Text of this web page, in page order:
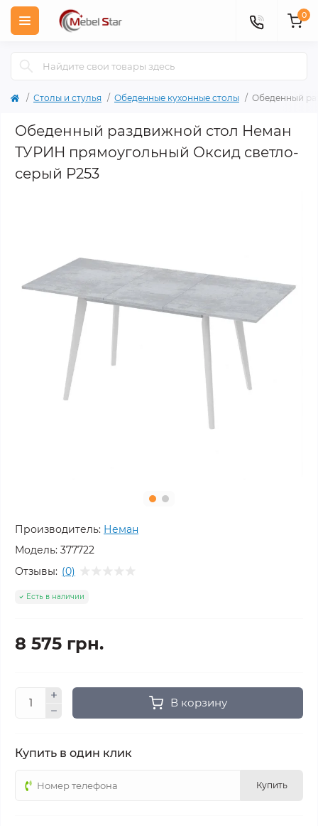
0
Столы и стулья Обеденные кухонные столы Обеденный
Обеденный раздвижной стол Неман
ТУРИН прямоугольный Оксид светло-
серый P253
Производитель: Неман
Модель: 377722
Отзывы: (0)
Есть в наличии
8 575 грн.
В корзину
Купить в один клик
Купить